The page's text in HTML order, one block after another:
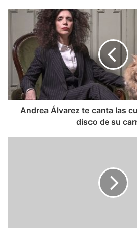
Andrea Álvarez te canta las
disco de su